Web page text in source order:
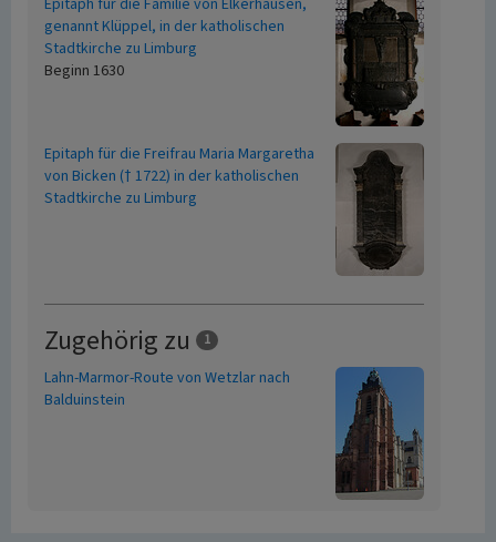
Epitaph für die Familie von Elkerhausen,
genannt Klüppel, in der katholischen
Stadtkirche zu Limburg
Beginn 1630
Epitaph für die Freifrau Maria Margaretha
von Bicken († 1722) in der katholischen
Stadtkirche zu Limburg
Zugehörig zu 1
Lahn-Marmor-Route von Wetzlar nach
Balduinstein